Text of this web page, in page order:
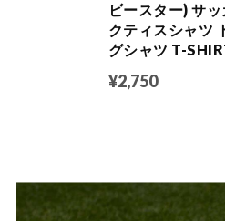
ビースター) サッ
クティスシャツ
グシャツ T-
¥2,750